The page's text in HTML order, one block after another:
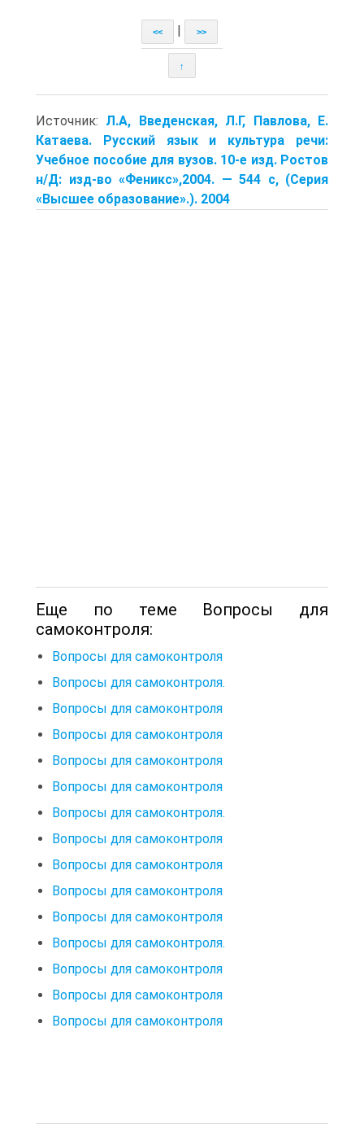
<< >>
↑
Источник: Л.А, Введенская, Л.Г, Павлова, Е.
Катаева. Русский язык и культура речи:
Учебное пособие для вузов. 10-е изд. Ростов
н/Д: изд-во «Феникс»,2004. — 544 с, (Серия
«Высшее образование».). 2004
Еще по теме Вопросы для
самоконтроля:
Вопросы для самоконтроля
Вопросы для самоконтроля.
Вопросы для самоконтроля
Вопросы для самоконтроля
Вопросы для самоконтроля
Вопросы для самоконтроля
Вопросы для самоконтроля.
Вопросы для самоконтроля
Вопросы для самоконтроля
Вопросы для самоконтроля
Вопросы для самоконтроля
Вопросы для самоконтроля.
Вопросы для самоконтроля
Вопросы для самоконтроля
Вопросы для самоконтроля